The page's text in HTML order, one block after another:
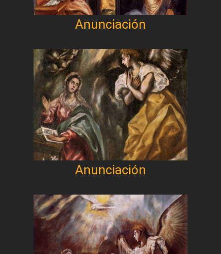
Anunciación
Anunciación